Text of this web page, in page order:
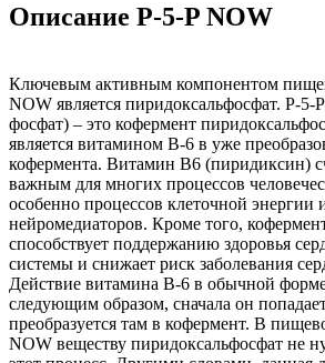
Описание P-5-P NOW
Ключевым активным компонентом
NOW является пиридоксальфосфат. P-5-
фосфат) – это кофермент
является витамином B-6 в уже
кофермента. Витамин B6 (пиридиксин)
важным для многих процессов
особенно процессов клеточной энергии
нейромедиаторов. Кроме того,
способствует поддержанию здоровья
системы и снижает риск заболевания
Действие витамина B-6 в обычной
следующим образом, сначала он
преобразуется там в кофермент. В
NOW веществу пиридоксальфосфат не